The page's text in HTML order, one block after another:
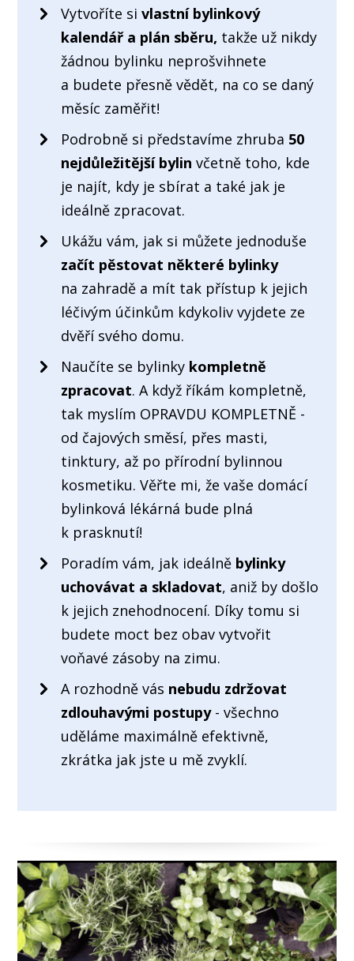
Vytvoříte si vlastní bylinkový
kalendář a plán sběru, takže už nikdy
žádnou bylinku neprošvihnete
a budete přesně vědět, na co se daný
měsíc zaměřit!
Podrobně si představíme zhruba 50
nejdůležitější bylin včetně toho, kde
je najít, kdy je sbírat a také jak je
ideálně zpracovat.
Ukážu vám, jak si můžete jednoduše
začít pěstovat některé bylinky
na zahradě a mít tak přístup k jejich
léčivým účinkům kdykoliv vyjdete ze
dvěří svého domu.
Naučíte se bylinky kompletně
zpracovat. A když říkám kompletně,
tak myslím OPRAVDU KOMPLETNĚ -
od čajových směsí, přes masti,
tinktury, až po přírodní bylinnou
kosmetiku. Věřte mi, že vaše domácí
bylinková lékárná bude plná
k prasknutí!
Poradím vám, jak ideálně bylinky
uchovávat a skladovat, aniž by došlo
k jejich znehodnocení. Díky tomu si
budete moct bez obav vytvořit
voňavé zásoby na zimu.
A rozhodně vás nebudu zdržovat
zdlouhavými postupy- všechno
uděláme maximálně efektivně,
zkrátka jak jste u mě zvyklí.